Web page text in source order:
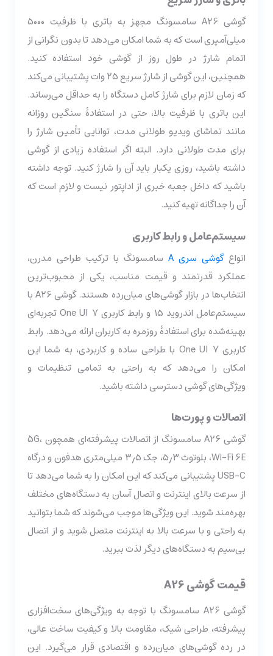
گوشی A26 سامسونگ مجهز به باتری با ظرفیت ۵۰۰۰
میلی‌آمپری است که به شما امکان می‌دهد تا بدون نگرانی از
اتمام شارژ در طول روز از گوشی خود استفاده کنید.
همچنین، این گوشی از شارژ سریع ۲۵ وات پشتیبانی می‌کند
که زمان لازم برای شارژ کامل دستگاه را به حداقل می‌رساند.
این باتری با ظرفیت بالا، حتی در استفادۀ سنگین روزانه
مانند تماشای ویدیو طولانی مدت، توانایی تأمین شارژ را
برای مدت طولانی دارد. البته اگر استفاده زیادی از گوشی
داشته باشید، روزی یکبار باید آن را شارژ کنید. توجه داشته
باشید که داخل جعبه خبری از اداپتور نیست و لازم است که
آن را جداگانه تهیه کنید.
سیستم‌عامل و رابط کاربری
انواعگوشی سری A
سامسونگ با ترکیب طراحی مدرن،
عملکرد قدرتمند و قیمت مناسب، یکی از محبوب‌ترین
انتخاب‌ها در بازار گوشی‌های میان‌رده هستند. گوشی A26 با
سیستم‌عامل اندروید ۱۵ و رابط کاربری One UI 7 تجربه‌ای
بهینه‌شده برای استفادۀ روزمره به کاربران ارائه می‌دهد. رابط
کاربری One UI 7 با طراحی ساده و کاربردی، به شما این
امکان را می‌دهد که به راحتی به تمامی تنظیمات و
ویژگی‌های گوشی دسترسی داشته باشید.
اتصالات و پورت‌ها
گوشی A26 سامسونگ از اتصالات پیشرفته‌ای همچون 5G،
Wi-Fi 6E، بلوتوث ۵٫۳، جک ۳٫۵ میلی‌متری هدفون و درگاه
USB-C پشتیبانی می‌کند که این امکان را به شما می‌دهد تا
از سرعت بالای اینترنت و اتصال آسان به دستگاه‌های مختلف
بهره‌مند شوید. این ویژگی‌ها موجب می‌شوند که شما بتوانید
به راحتی و با سرعت بالا به اینترنت متصل شوید و از اتصال
بی‌سیم به دستگاه‌های دیگر لذت ببرید.
قیمت گوشی A26
گوشی A26 سامسونگ با توجه به ویژگی‌های سخت‌افزاری
پیشرفته، طراحی شیک، مقاومت بالا و کیفیت ساخت عالی،
در رده گوشی‌های میان‌رده و اقتصادی قرار می‌گیرد. این